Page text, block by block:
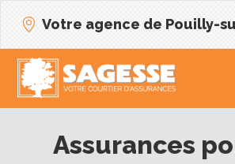
Votre agence de Pouilly-
Assurances